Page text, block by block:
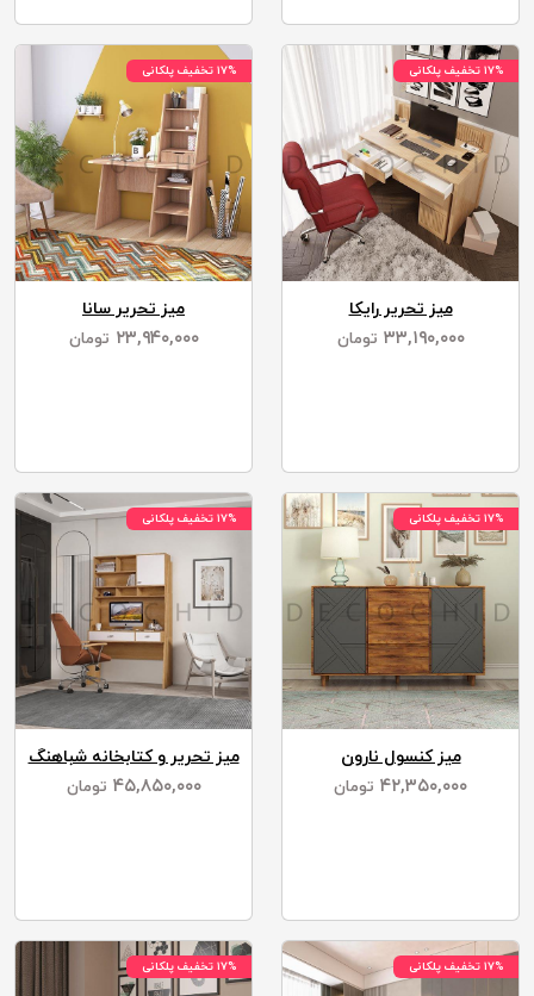
۱۷% تخفیف پلکانی
میز تحریر رایکا
۳۳,۱۹۰,۰۰۰ تومان
۱۷% تخفیف پلکانی
میز تحریر سانا
۲۳,۹۴۰,۰۰۰ تومان
۱۷% تخفیف پلکانی
میز کنسول نارون
۴۲,۳۵۰,۰۰۰ تومان
۱۷% تخفیف پلکانی
میز تحریر و کتابخانه شباهنگ
۴۵,۸۵۰,۰۰۰ تومان
۱۷% تخفیف پلکانی ۱۷% تخفیف پلکانی